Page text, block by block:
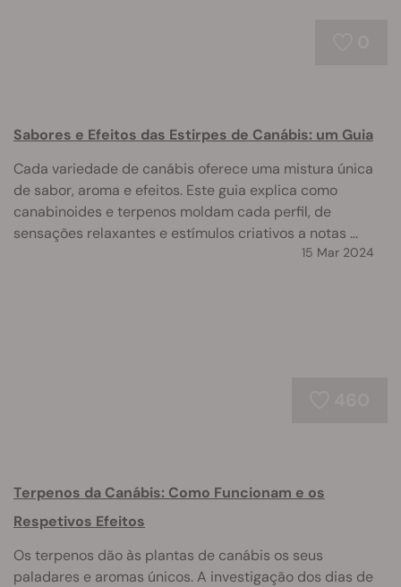
Sabores e Efeitos das Estirpes de Canábis: um Guia
Cada variedade de canábis oferece uma mistura única
de sabor, aroma e efeitos. Este guia explica como
canabinoides e terpenos moldam cada perfil, de
sensações relaxantes e estímulos criativos a notas ...
15 Mar 2024
Terpenos da Canábis: Como Funcionam e os
Respetivos Efeitos
Os terpenos dão às plantas de canábis os seus
paladares e aromas únicos. A investigação dos dias de